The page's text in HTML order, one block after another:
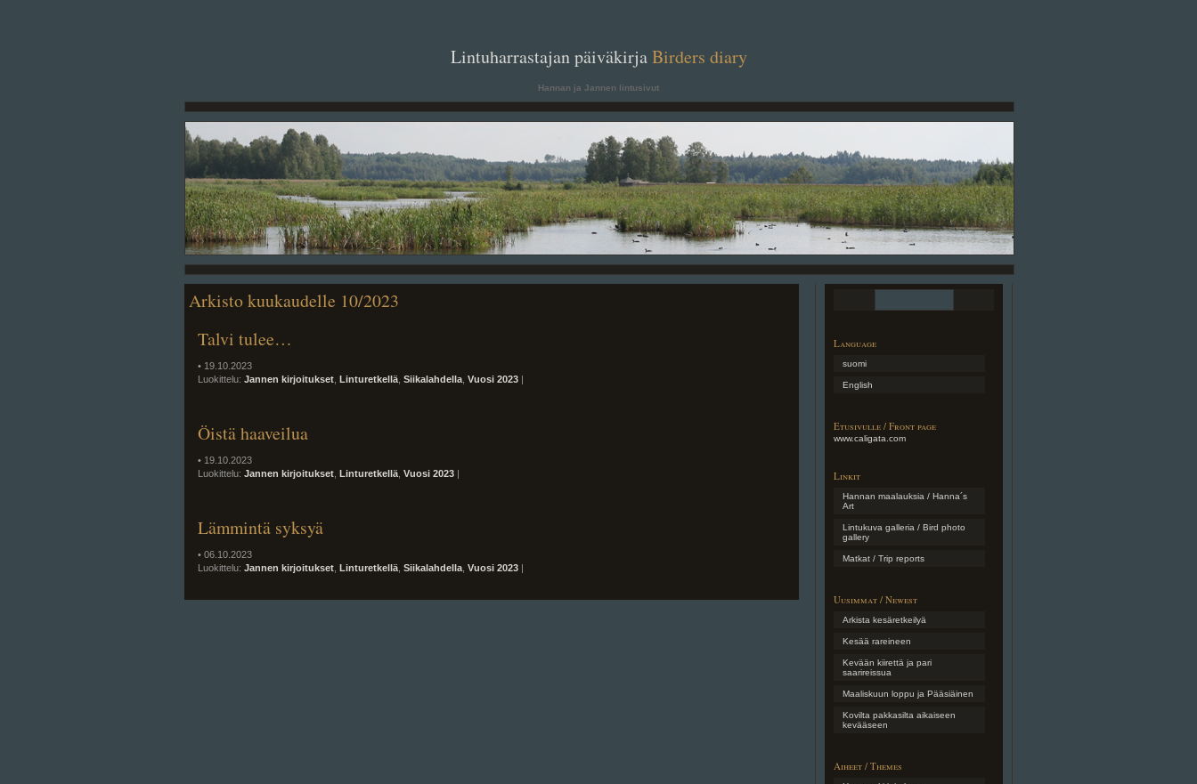
Lintuharrastajan päiväkirjaBirders diary. .
Hannan ja Jannen lintusivut
Arkisto kuukaudelle 10/2023
Talvi tulee…
• 19.10.2023
Luokittelu: Jannen kirjoitukset Linturetkellä Siikalahdella Vuosi 2023 |
Öistä haaveilua
• 19.10.2023
Luokittelu: Jannen kirjoitukset Linturetkellä Vuosi 2023 |
Lämmintä syksyä
• 06.10.2023
Luokittelu: Jannen kirjoitukset Linturetkellä Siikalahdella Vuosi 2023 |
Language
suomi
English
Etusivulle / Front page
www.caligata.com
Linkit
Hannan maalauksia / Hanna´s
Art
Lintukuva galleria / Bird photo
gallery
Matkat / Trip reports
Uusimmat / Newest
Arkista kesäretkeilyä
Kesää rareineen
Kevään kiirettä ja pari
saarireissua
Maaliskuun loppu ja Pääsiäinen
Kovilta pakkasilta aikaiseen
kevääseen
Aiheet / Themes